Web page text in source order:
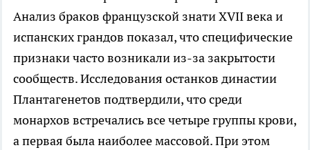
Анализ браков французской знати XVII века и
испанских грандов показал, что специфические
признаки часто возникали из-за закрытости
сообществ. Исследования останков династии
Плантагенетов подтвердили, что среди
монархов встречались все четыре группы крови,
а первая была наиболее массовой. При этом